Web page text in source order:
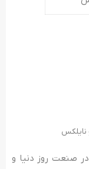
صنعت روز دنیا و